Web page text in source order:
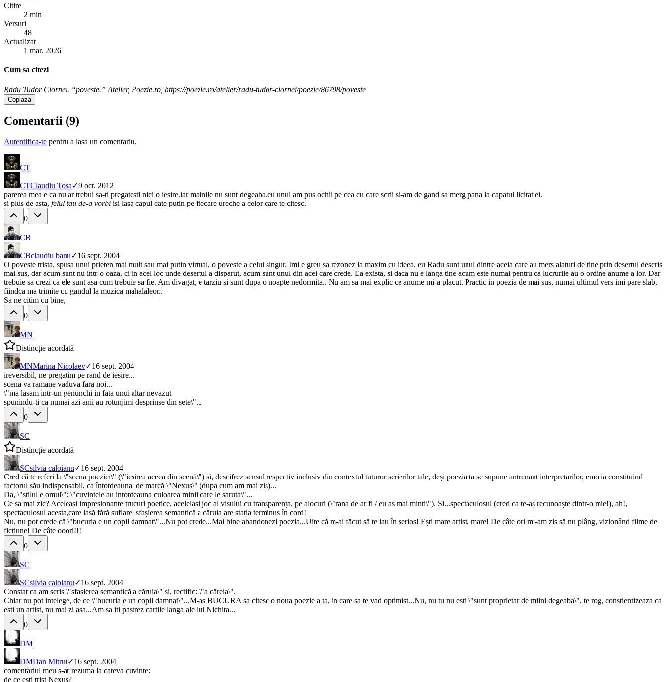
Citire
2 min
Versuri
48
Actualizat
1 mar. 2026
Cum sa citezi
Radu Tudor Ciornei. “poveste.” Atelier, Poezie.ro, https://poezie.ro/atelier/radu-tudor-ciornei/poezie/86798/poveste
Copiaza
Comentarii (9)
Autentifica-te pentru a lasa un comentariu.
CT
CTClaudiu Tosa✓9 oct. 2012
parerea mea e ca nu ar trebui sa-ti pregatesti nici o iesire.iar mainile nu sunt degeaba.eu unul am pus ochii pe cea cu care scrii si-am de gand sa merg pana la capatul licitatiei.
si plus de asta, felul tau de-a vorbi isi lasa capul cate putin pe fiecare ureche a celor care te citesc.
0
CB
CBclaudiu banu✓16 sept. 2004
O poveste trista, spusa unui prieten mai mult sau mai putin virtual, o poveste a celui singur. Imi e greu sa rezonez la maxim cu ideea, eu Radu sunt unul dintre aceia care au mers alaturi de tine prin desertul descris
mai sus, dar acum sunt nu intr-o oaza, ci in acel loc unde desertul a disparut, acum sunt unul din acei care crede. Ea exista, si daca nu e langa tine acum este numai pentru ca lucrurile au o ordine anume a lor. Dar
trebuie sa crezi ca ele sunt asa cum trebuie sa fie. Am divagat, e tarziu si sunt dupa o noapte nedormita.. Nu am sa mai explic ce anume mi-a placut. Practic in poezia de mai sus, numai ultimul vers imi pare slab,
fiindca ma trimite cu gandul la muzica mahalaleor..
Sa ne citim cu bine,
0
MN
Distincție acordată
MNMarina Nicolaev✓16 sept. 2004
ireversibil, ne pregatim pe rand de iesire...
scena va ramane vaduva fara noi...
\"ma lasam intr-un genunchi in fata unui altar nevazut
spunindu-ti ca numai azi anii au rotunjimi desprinse din sete\"...
0
SC
Distincție acordată
SCsilvia caloianu✓16 sept. 2004
Cred că te referi la \"scena poeziei\" (\"iesirea aceea din scenă\") și, descifrez sensul respectiv inclusiv din contextul tuturor scrierilor tale, deși poezia ta se supune antrenant interpretarilor, emotia constituind
factorul său indispensabil, ca întotdeauna, de marcă \"Nexus\" (dupa cum am mai zis)...
Da, \"stilul e omul\": \"cuvintele au intotdeauna culoarea minii care le saruta\"...
Ce sa mai zic? Aceleași impresionante trucuri poetice, acelelași joc al visului cu transparența, pe alocuri (\"rana de ar fi / eu as mai minti\"). Și...spectaculosul (cred ca te-aș recunoaște dintr-o mie!), ah!,
spectaculosul acesta,care lasă fără suflare, sfașierea semantică a căruia are stația terminus în cord!
Nu, nu pot crede că \"bucuria e un copil damnat\"...Nu pot crede...Mai bine abandonezi poezia...Uite că m-ai făcut să te iau în serios! Ești mare artist, mare! De câte ori mi-am zis să nu plâng, vizionând filme de
ficțiune! De câte ooori!!!
0
SC
SCsilvia caloianu✓16 sept. 2004
Constat ca am scris \"sfașierea semantică a căruia\" si, rectific: \"a căreia\".
Chiar nu pot intelege, de ce \"bucuria e un copil damnat\"...M-as BUCURA sa citesc o noua poezie a ta, in care sa te vad optimist...Nu, nu tu nu esti \"sunt proprietar de miini degeaba\", te rog, constientizeaza ca
esti un artist, nu mai zi asa...Am sa iti pastrez cartile langa ale lui Nichita...
0
DM
DMDan Mitrut✓16 sept. 2004
comentariul meu s-ar rezuma la cateva cuvinte:
de ce esti trist Nexus?